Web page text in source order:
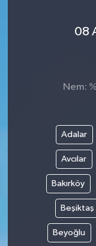
08
Nem:
Adalar
Avcılar
Bakırköy
Beşiktaş
Beyoğlu
Resmî ilanlar
Sağlık
Siyaset
Spor